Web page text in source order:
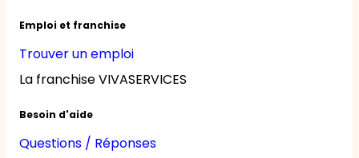
Emploi et franchise
Trouver un emploi
La franchise VIVASERVICES
Besoin d'aide
Questions / Réponses